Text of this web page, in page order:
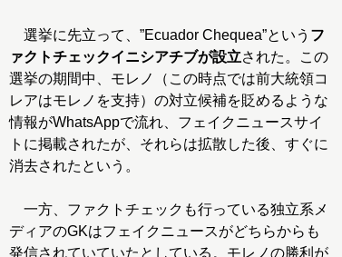
選挙に先立って、”Ecuador Chequea”という フ
ァクトチェックイニシアチブが設立された。この
選挙の期間中、モレノ（この時点では前大統領コ
レアはモレノを支持）の対立候補を貶めるような
情報がWhatsAppで流れ、フェイクニュースサイ
トに掲載されたが、それらは拡散した後、すぐに
消去されたという。
一方、ファクトチェックも行っている独立系メ
ディアのGKはフェイクニュースがどちらからも
発信されていていたとしている。モレノの勝利が